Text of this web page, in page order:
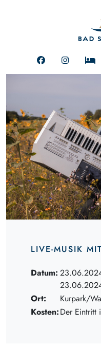
LIVE-MUSIK
Datum:
Ort:
Kurpark/
Kosten:Der Eintritt